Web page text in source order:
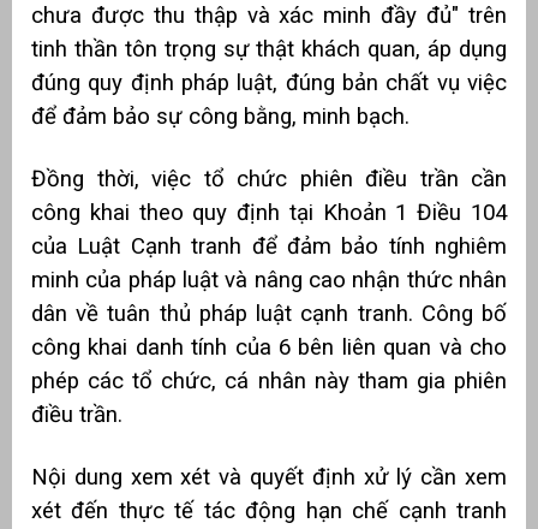
chưa được thu thập và xác minh đầy đủ" trên
tinh thần tôn trọng sự thật khách quan, áp dụng
đúng quy định pháp luật, đúng bản chất vụ việc
để đảm bảo sự công bằng, minh bạch.
Đồng thời, việc tổ chức phiên điều trần cần
công khai theo quy định tại Khoản 1 Điều 104
của Luật Cạnh tranh để đảm bảo tính nghiêm
minh của pháp luật và nâng cao nhận thức nhân
dân về tuân thủ pháp luật cạnh tranh. Công bố
công khai danh tính của 6 bên liên quan và cho
phép các tổ chức, cá nhân này tham gia phiên
điều trần.
Nội dung xem xét và quyết định xử lý cần xem
xét đến thực tế tác động hạn chế cạnh tranh